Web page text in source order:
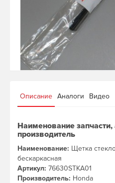
Описание Аналоги Видео
Наименование запчасти,
производитель
Наименование: Щетка
бескаркасная
Артикул: 76630STKA01
Производитель: Honda